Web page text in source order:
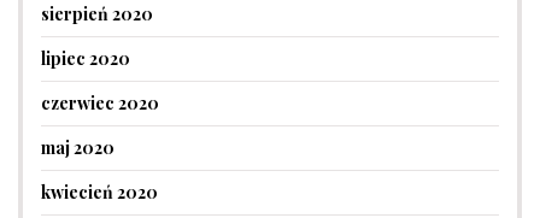
sierpień 2020
lipiec 2020
czerwiec 2020
maj 2020
kwiecień 2020